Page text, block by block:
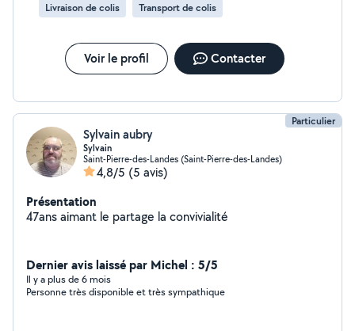
Livraison de colis Transport de colis
Voir le profil Contacter
Particulier
Sylvain aubry
Sylvain
Saint-Pierre-des-Landes (Saint-Pierre-des-Landes)
4,8/5 (5 avis)
Présentation
47ans aimant le partage la convivialité
Dernier avis laissé par Michel : 5/5
Il y a plus de 6 mois
Personne très disponible et très sympathique